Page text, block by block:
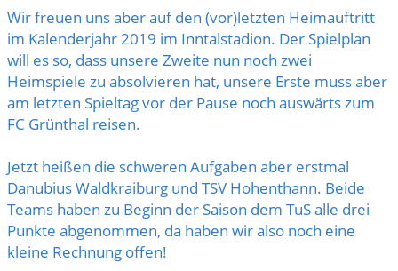
Wir freuen uns aber auf den (vor)letzten Heimauftritt
im Kalenderjahr 2019 im Inntalstadion. Der Spielplan
will es so, dass unsere Zweite nun noch zwei
Heimspiele zu absolvieren hat, unsere Erste muss aber
am letzten Spieltag vor der Pause noch auswärts zum
FC Grünthal reisen.
Jetzt heißen die schweren Aufgaben aber erstmal
Danubius Waldkraiburg und TSV Hohenthann. Beide
Teams haben zu Beginn der Saison dem TuS alle drei
Punkte abgenommen, da haben wir also noch eine
kleine Rechnung offen!